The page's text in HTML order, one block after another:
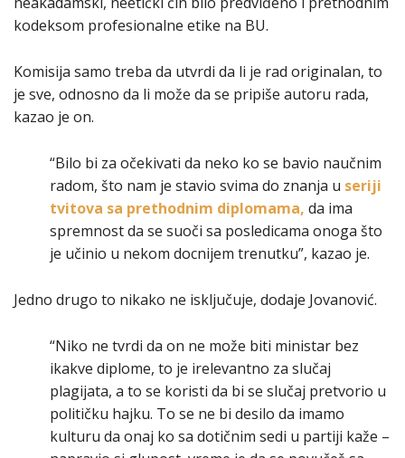
kodeksom profesionalne etike na BU.
Komisija samo treba da utvrdi da li je rad originalan, to
je sve, odnosno da li može da se pripiše autoru rada,
kazao je on.
“Bilo bi za očekivati da neko ko se bavio naučnim
radom, što nam je stavio svima do znanja u seriji
tvitova sa prethodnim diplomama, da ima
spremnost da se suoči sa posledicama onoga što
je učinio u nekom docnijem trenutku”, kazao je.
Jedno drugo to nikako ne isključuje, dodaje Jovanović.
“Niko ne tvrdi da on ne može biti ministar bez
ikakve diplome, to je irelevantno za slučaj
plagijata, a to se koristi da bi se slučaj pretvorio u
političku hajku. To se ne bi desilo da imamo
kulturu da onaj ko sa dotičnim sedi u partiji kaže –